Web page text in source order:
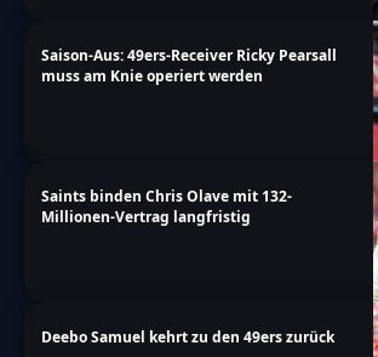
Saison-Aus: 49ers-Receiver Ricky Pearsall
muss am Knie operiert werden
Saints binden Chris Olave mit 132-
Millionen-Vertrag langfristig
Deebo Samuel kehrt zu den 49ers zurück